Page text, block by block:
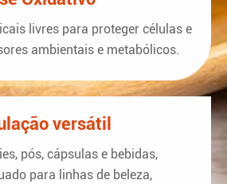
livres para proteger células e
ambientais e metabólicos.
versátil
pós, cápsulas e bebidas,
para linhas de beleza,